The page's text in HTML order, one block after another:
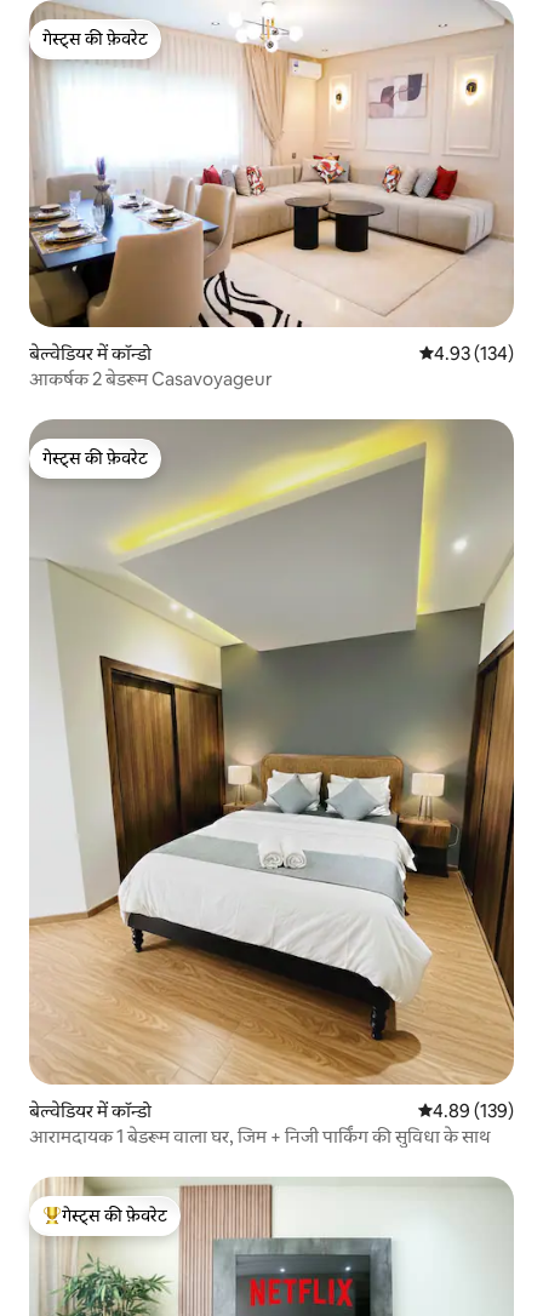
गेस्ट्स की फ़ेवरेट
गेस्ट्स की फ़ेवरेट
बेल्वेडियर में कॉन्डो औसत रेटिंग 5 में से
4.93 (134)
आकर्षक 2 बेडरूम Casavoyageur
गेस्ट्स की फ़ेवरेट
गेस्ट्स की फ़ेवरेट
बेल्वेडियर में कॉन्डो औसत रेटिंग 5 में से
4.89 (139)
आरामदायक 1 बेडरूम वाला घर, जिम + निजी पार्किंग की सुविधा के साथ
गेस्ट्स का टॉप फ़ेवरेट
गेस्ट्स की फ़ेवरेट